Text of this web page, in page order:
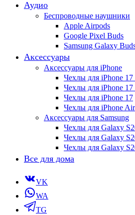
Аудио
Беспроводные наушники
Apple Airpods
Google Pixel Buds
Samsung Galaxy
Аксессуары
Аксессуары для iPhone
Чехлы для iPhone
Чехлы для iPhone 17
Чехлы для iPhone 17
Чехлы для iPhone Air
Аксессуары для Samsung
Чехлы для Galaxy
Чехлы для Galaxy
Чехлы для Galaxy
Все для дома
VK
WA
TG